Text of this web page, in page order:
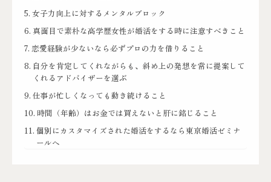
女子力向上に対するメンタルブロック
真面目で素朴な高学歴女性が婚活をする時に注意すべきこと
恋愛経験が少ないなら必ずプロの力を借りること
自分を肯定してくれながらも、斜め上の発想を常に提案して
くれるアドバイザーを選ぶ
仕事が忙しくなっても動き続けること
時間（年齢）はお金では買えないと肝に銘じること
個別にカスタマイズされた婚活をするなら東京婚活ゼミナ
ールへ